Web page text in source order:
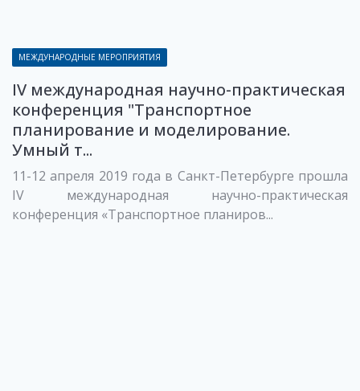
МЕЖДУНАРОДНЫЕ МЕРОПРИЯТИЯ
IV международная научно-практическая
конференция "Транспортное
планирование и моделирование.
Умный т...
11-12 апреля 2019 года в Санкт-Петербурге прошла
IV международная научно-практическая
конференция «Транспортное планиров...